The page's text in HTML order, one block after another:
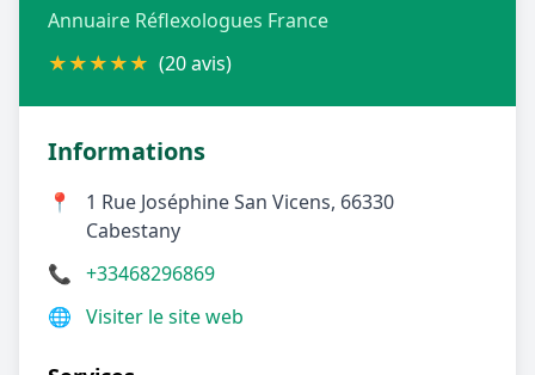
Annuaire Réflexologues France
★★★★★ (20 avis)
Informations
📍
1 Rue Joséphine San Vicens, 66330
Cabestany
📞 +33468296869
🌐 Visiter le site web